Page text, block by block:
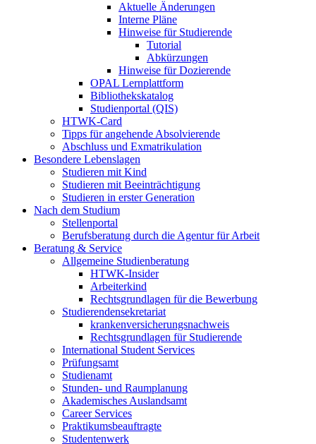
Aktuelle Änderungen
Interne Pläne
Hinweise für Studierende
Tutorial
Abkürzungen
Hinweise für Dozierende
OPAL Lernplattform
Bibliothekskatalog
Studienportal (QIS)
HTWK-Card
Tipps für angehende Absolvierende
Abschluss und Exmatrikulation
Besondere Lebenslagen
Studieren mit Kind
Studieren mit Beeinträchtigung
Studieren in erster Generation
Nach dem Studium
Stellenportal
Berufsberatung durch die Agentur für Arbeit
Beratung & Service
Allgemeine Studienberatung
HTWK-Insider
Arbeiterkind
Rechtsgrundlagen für die Bewerbung
Studierendensekretariat
krankenversicherungsnachweis
Rechtsgrundlagen für Studierende
International Student Services
Prüfungsamt
Studienamt
Stunden- und Raumplanung
Akademisches Auslandsamt
Career Services
Praktikumsbeauftragte
Studentenwerk